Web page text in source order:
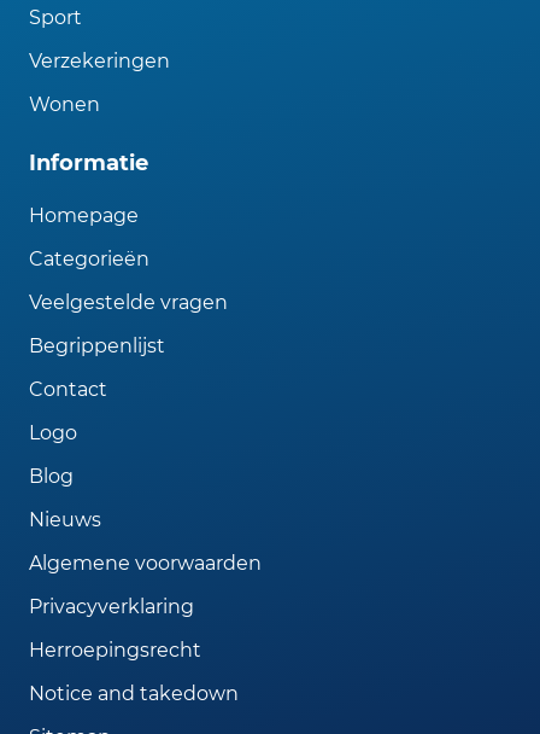
Sport
Verzekeringen
Wonen
Informatie
Homepage
Categorieën
Veelgestelde vragen
Begrippenlijst
Contact
Logo
Blog
Nieuws
Algemene voorwaarden
Privacyverklaring
Herroepingsrecht
Notice and takedown